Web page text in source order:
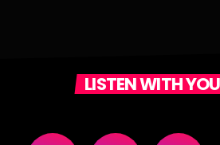
LISTEN WITH